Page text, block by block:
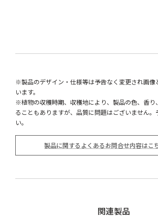
※製品のデザイン・仕様等は予告なく変更され画像
います。
※植物の収穫時期、収穫地により、製品の色、香り
ることもありますが、品質に問題はございません。
い。
製品に関するよくあるお問合せ内容はこ
関連製品